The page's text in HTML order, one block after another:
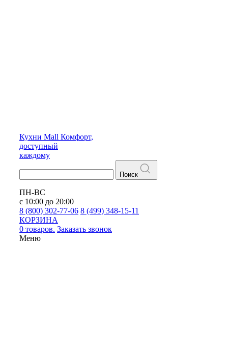
Кухни Mall Комфорт,
доступный
каждому
Поиск
ПН-ВС
с 10:00 до 20:00
8 (800) 302-77-06 8 (499) 348-15-11
КОРЗИНА
0 товаров. Заказать звонок
Меню